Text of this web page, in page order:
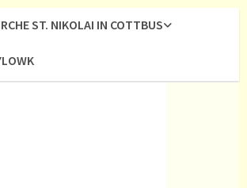
ST. NIKOLAI IN COTTBUS